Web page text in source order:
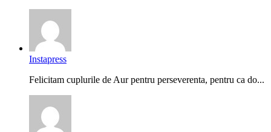
Instapress
Felicitam cuplurile de Aur pentru perseverenta, pentru ca do...